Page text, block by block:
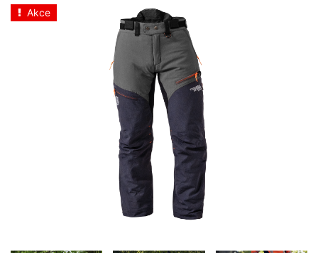
Akce